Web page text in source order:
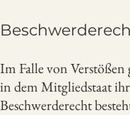
Im Falle von
in dem Mitgliedstaat
Beschwerderecht